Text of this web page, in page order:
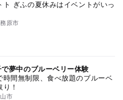
ト ぎふの夏休みはイベントがいっ
原市
夢中のブルーベリー体験
時間無制限、食べ放題のブルーベ
！
市